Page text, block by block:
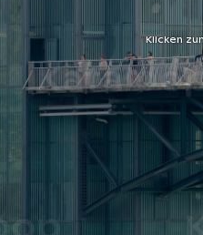
Klicken